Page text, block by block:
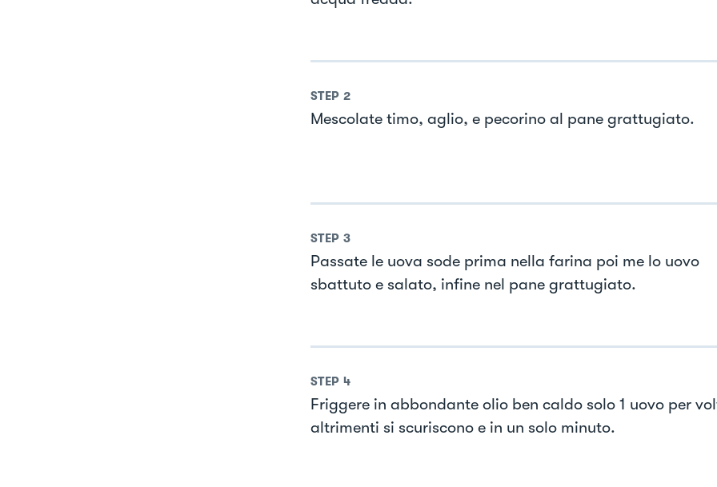
STEP 2
Mescolate timo, aglio, e pecorino al pane grattugiato.
STEP 3
Passate le uova sode prima nella farina poi me lo uovo
sbattuto e salato, infine nel pane grattugiato.
STEP 4
Friggere in abbondante olio ben caldo solo 1 uovo per
altrimenti si scuriscono e in un solo minuto.